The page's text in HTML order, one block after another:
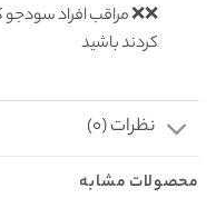
❌❌ مراقب افراد
کردند باشید
نظرات (0)
محصولات مشابه